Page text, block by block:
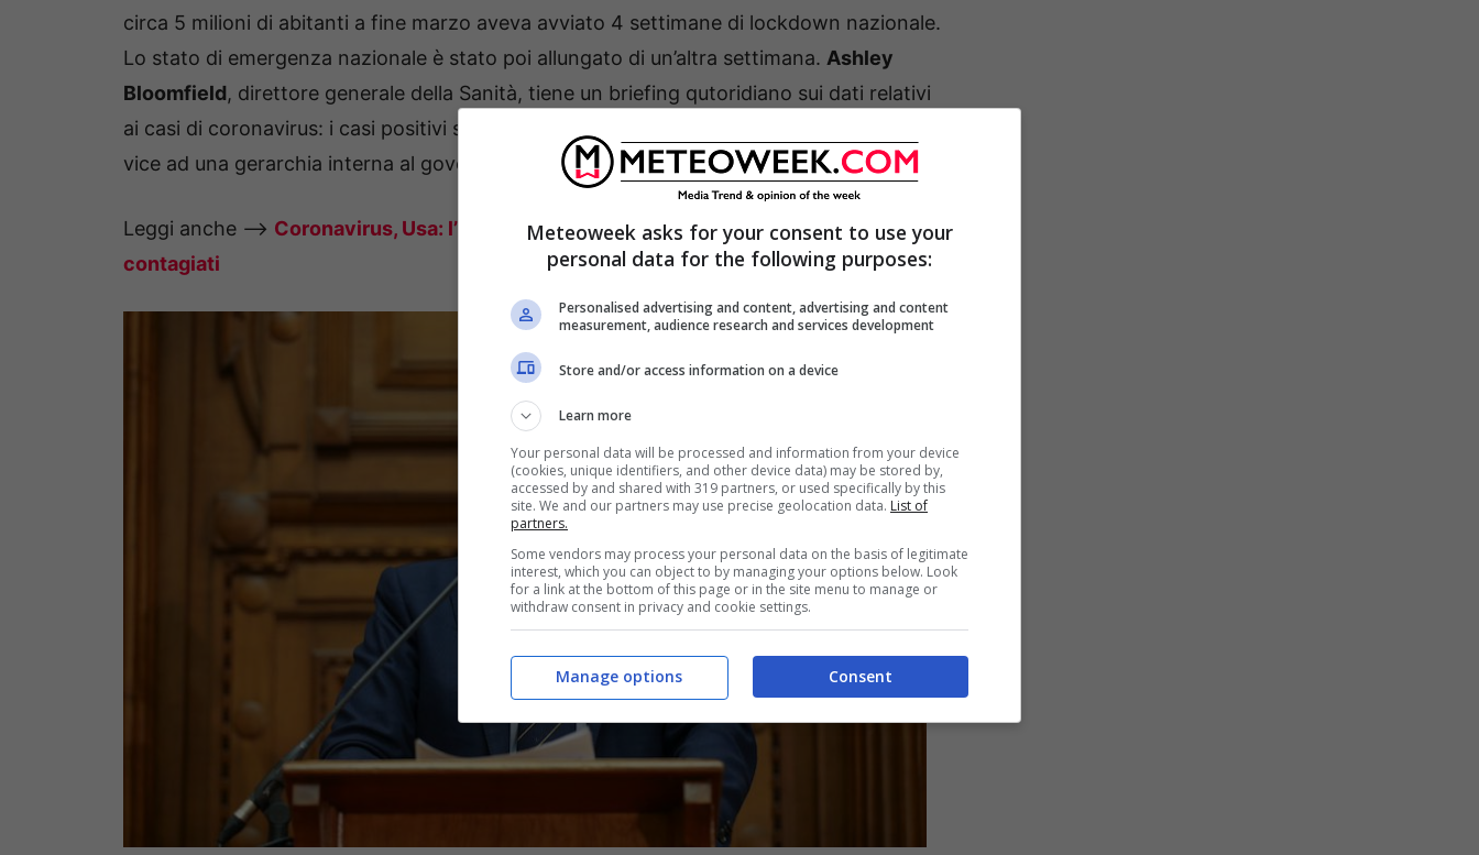
circa 5 milioni di abitanti a fine marzo aveva avviato 4 settimane di lockdown nazionale.
Lo stato di emergenza nazionale è stato poi allungato di un’altra settimana. Ashley
Bloomfield, direttore generale della Sanità, tiene un briefing qutoridiano sui dati relativi
ai casi di coronavirus: i casi positivi sono saliti a 54.
vice ad una gerarchia interna al governo.
Leggi anche –> Coronavirus, Usa: l’idroclorochina sarà sperimentata su 3mila pazienti
contagiati
Meteoweek asks for your consent to use your
personal data for the following purposes:
Personalised advertising and content, advertising and content
measurement, audience research and services development
Store and/or access information on a device
Learn more
Your personal data will be processed and information from your device
(cookies, unique identifiers, and other device data) may be stored by,
accessed by and shared with 319 partners, or used specifically by this
site. We and our partners may use precise geolocation data. List of
partners.
Some vendors may process your personal data on the basis of legitimate
interest, which you can object to by managing your options below. Look
for a link at the bottom of this page or in the site menu to manage or
withdraw consent in privacy and cookie settings.
Consent
Manage options